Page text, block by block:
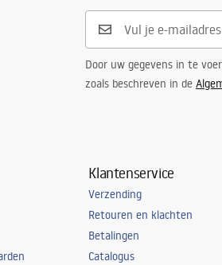
Door uw gegevens in te
zoals beschreven in de
Klantenservice
Verzending
Retouren en klachten
Betalingen
Catalogus